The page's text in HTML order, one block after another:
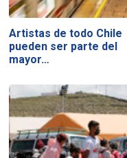
Artistas de todo Chile
pueden ser parte del
mayor…